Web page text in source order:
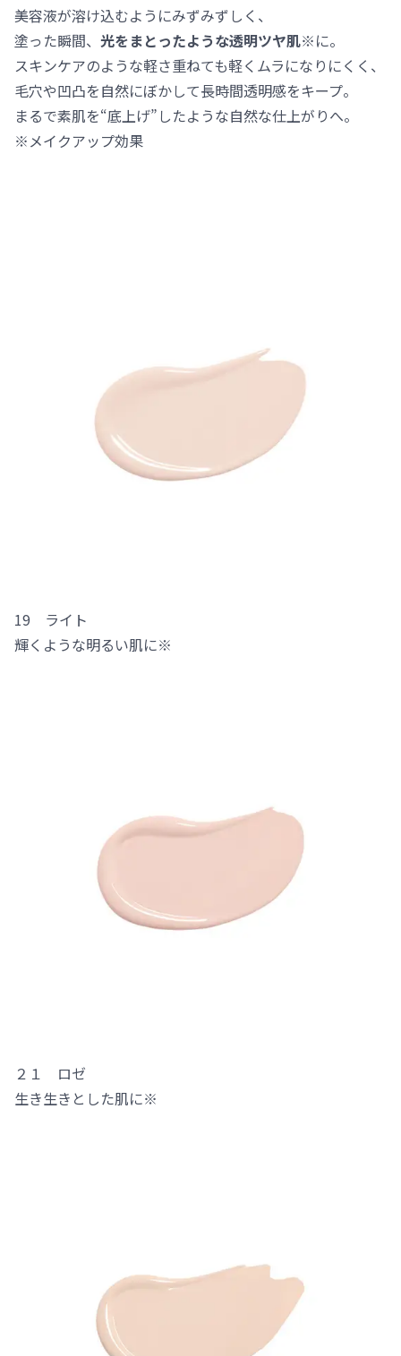
美容液が溶け込むようにみずみずしく、
塗った瞬間、 光をまとったような透明ツヤ肌※に。
スキンケアのような軽さ重ねても軽くムラになりにくく、
毛穴や凹凸を自然にぼかして長時間透明感をキープ。
まるで素肌を“底上げ”したような自然な仕上がりへ。
※メイクアップ効果
19 ライト
輝くような明るい肌に※
２１ ロゼ
生き生きとした肌に※